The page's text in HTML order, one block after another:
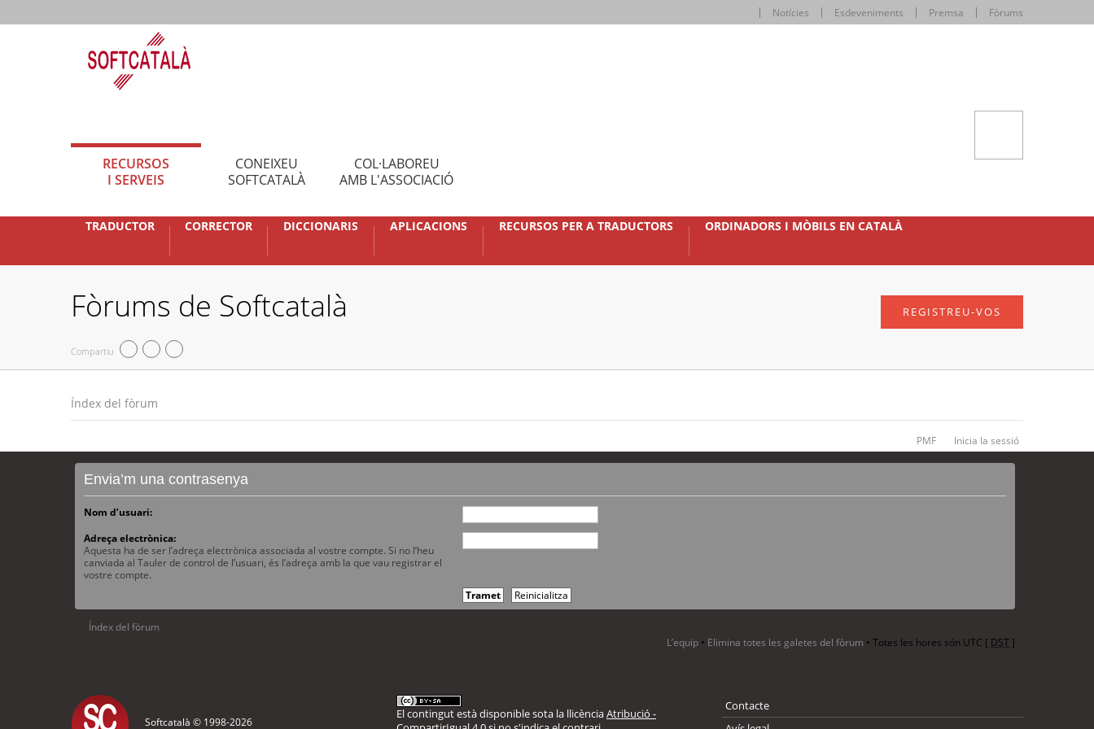
Notícies Esdeveniments Premsa Fòrums
RECURSOS
I SERVEIS
CONEIXEU
SOFTCATALÀ
COL·LABOREU
AMB L'ASSOCIACIÓ
TRADUCTOR CORRECTOR DICCIONARIS APLICACIONS RECURSOS PER A TRADUCTORS ORDINADORS I MÒBILS EN CATALÀ
Fòrums de Softcatalà
Compartiu
REGISTREU-VOS
Índex del fòrum
PMF Inicia la sessió
Envia’m una contrasenya
Nom d’usuari:
Adreça electrònica:
Aquesta ha de ser l’adreça electrònica associada al vostre compte. Si no l’heu
canviada al Tauler de control de l’usuari, és l’adreça amb la que vau registrar el
vostre compte.
Índex del fòrum
L’equip • Elimina totes les galetes del fòrum • Totes les hores són UTC [ DST]
Softcatalà © 1998-2026
El contingut està disponible sota la llicènciaAtribució -
Contacte